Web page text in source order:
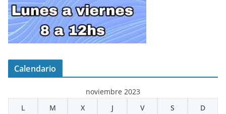
Calendario
noviembre 2023
L
M X J V S D